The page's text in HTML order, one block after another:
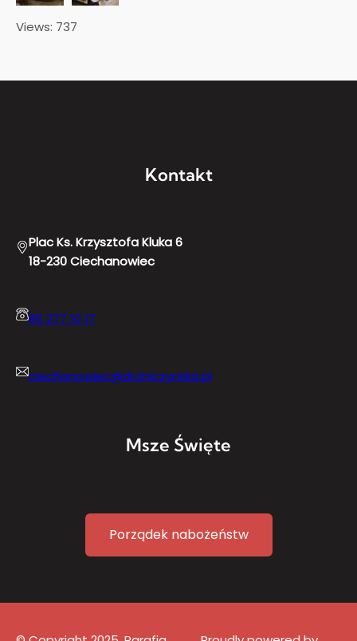
Views: 737
Kontakt
Plac Ks. Krzysztofa Kluka 6
18-230 Ciechanowiec
86 277 10 17
ciechanowiec@drohiczynska.pl
Msze Święte
Porządek nabożeństw